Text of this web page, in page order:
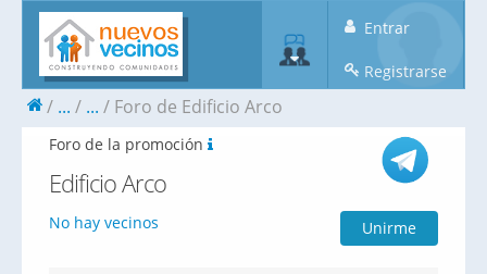
Entrar
Registrarse
... ... Foro de Edificio Arco
Foro de la promoción
Edificio Arco
No hay vecinos Unirme